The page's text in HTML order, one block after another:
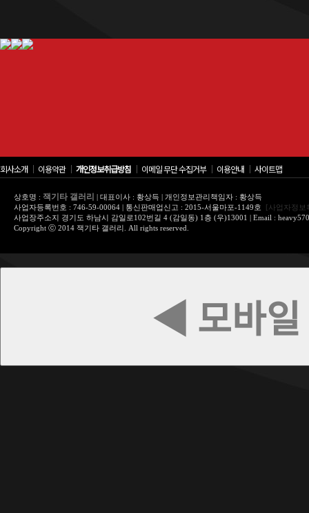
회사소개│ 이용약관│ 개인정보취급방침 │ 이메일 무단 수집거부│ 이용안내 │ 사이트맵
상호명 : 잭기타 갤러리 | 대표이사 : 황상득 | 개인정보관리책임자 : 황상득
사업자등록번호 : 746-59-00064 | 통신판매업신고 : 2015-서울마포-1149호 [사업자정보
사업장주소지 경기도 하남시 감일로102번길 4 (감일동) 1층 (우)13001 | Email :
Copyright ⓒ 2014 잭기타 갤러리. All rights reserved.